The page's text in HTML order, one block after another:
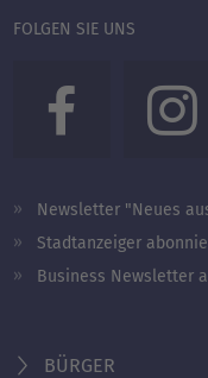
FOLGEN SIE UNS
Newsletter "Neues
Stadtanzeiger
Business Newsletter
BÜRGER